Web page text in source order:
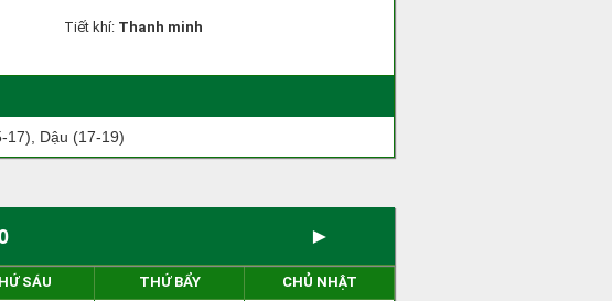
Tiết khí: Thanh minh
17), Dậu (17-19)
►
SÁU THỨ BẨY CHỦ NHẬT